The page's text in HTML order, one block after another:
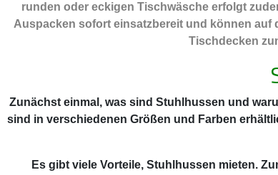
runden oder eckigen Tischwäsche erfolgt
Auspacken sofort einsatzbereit und können auf
Tischdecken
Zunächst einmal, was sind Stuhlhussen und
sind in verschiedenen Größen und Farben
Es gibt viele Vorteile, Stuhlhussen mieten.